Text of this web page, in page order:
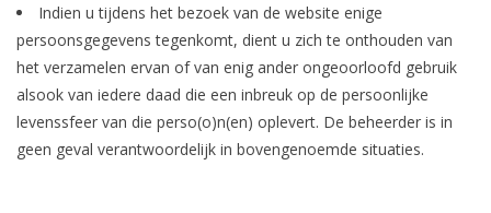
Indien u tijdens het bezoek van de website enige
persoonsgegevens tegenkomt, dient u zich te onthouden van
het verzamelen ervan of van enig ander ongeoorloofd gebruik
alsook van iedere daad die een inbreuk op de persoonlijke
levenssfeer van die perso(o)n(en) oplevert. De beheerder is in
geen geval verantwoordelijk in bovengenoemde situaties.